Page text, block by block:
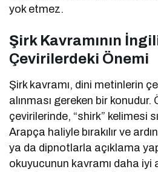
yok etmez.
Şirk Kavramının
Çevirilerdeki Önemi
Şirk kavramı, dini metinlerin
alınması gereken bir konudur.
çevirilerinde, “shirk” kelimesi
Arapça haliyle bırakılır ve
ya da dipnotlarla açıklama
okuyucunun kavramı daha iyi